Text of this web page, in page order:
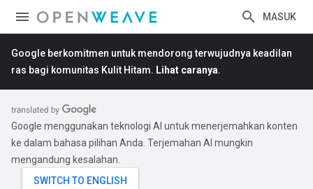
MASUK
Google berkomitmen untuk mendorong terwujudnya keadilan
ras bagi komunitas Kulit Hitam. Lihat caranya.
Google menggunakan teknologi AI untuk menerjemahkan konten
ke dalam bahasa pilihan Anda. Terjemahan AI mungkin
mengandung kesalahan.